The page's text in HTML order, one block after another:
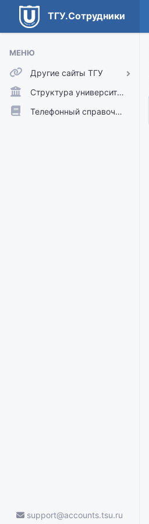
ТГУ.Сотрудники
МЕНЮ
Другие сайты ТГУ
ТГУ.Аккаунты
ТГУ.Расписание
Структура университета
Телефонный справочник
support@accounts.tsu.ru